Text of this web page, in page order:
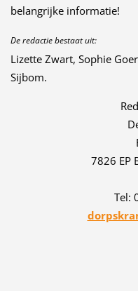
belangrijke informatie!
De redactie bestaat uit:
Lizette Zwart, Sophie
Sijbom.
7826 EP
Tel: